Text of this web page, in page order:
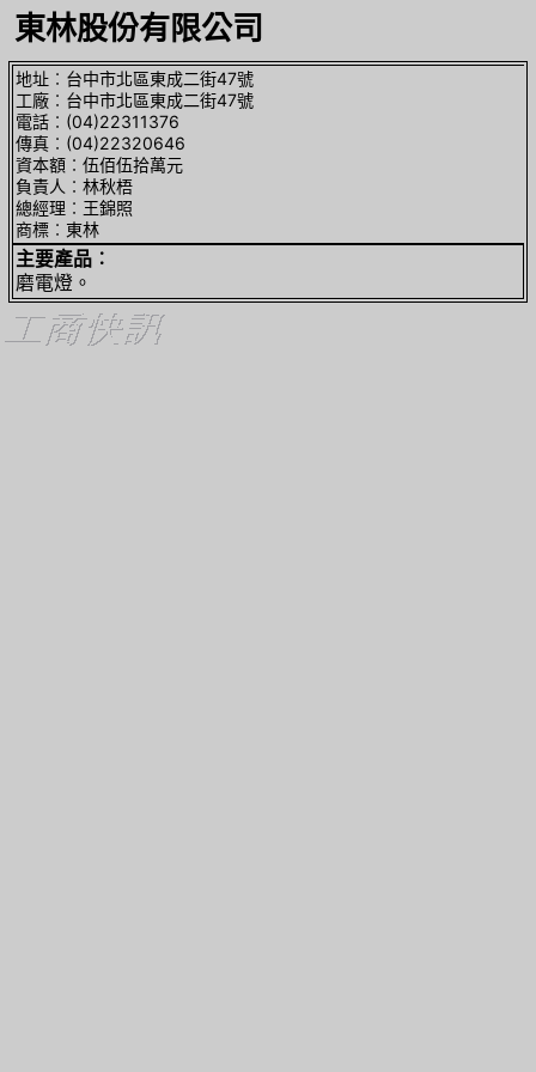
東林股份有限公司
地址︰台中市北區東成二街47號
工廠︰台中市北區東成二街47號
電話︰(04)22311376
傳真︰(04)22320646
資本額︰伍佰伍拾萬元
負責人︰林秋梧
總經理︰王錦照
商標︰東林
主要產品︰
磨電燈。